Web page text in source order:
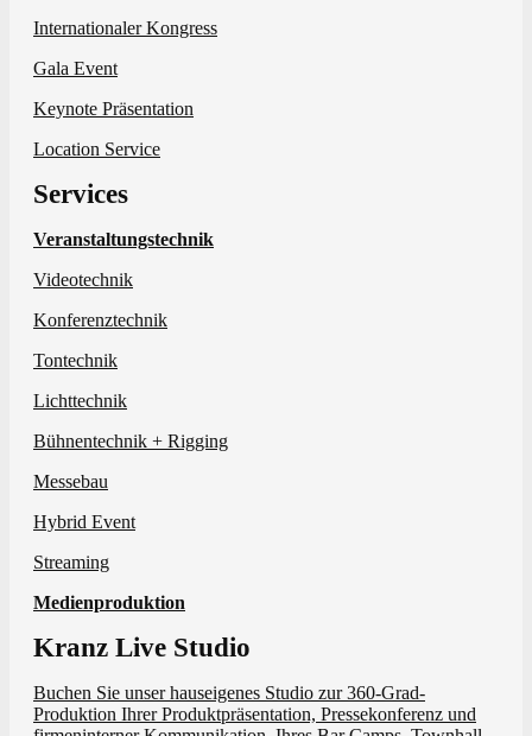
Internationaler Kongress
Gala Event
Keynote Präsentation
Location Service
Services
Veranstaltungstechnik
Videotechnik
Konferenztechnik
Tontechnik
Lichttechnik
Bühnentechnik + Rigging
Messebau
Hybrid Event
Streaming
Medienproduktion
Kranz Live Studio
Buchen Sie unser hauseigenes Studio zur 360-Grad-
Produktion Ihrer Produktpräsentation, Pressekonferenz und